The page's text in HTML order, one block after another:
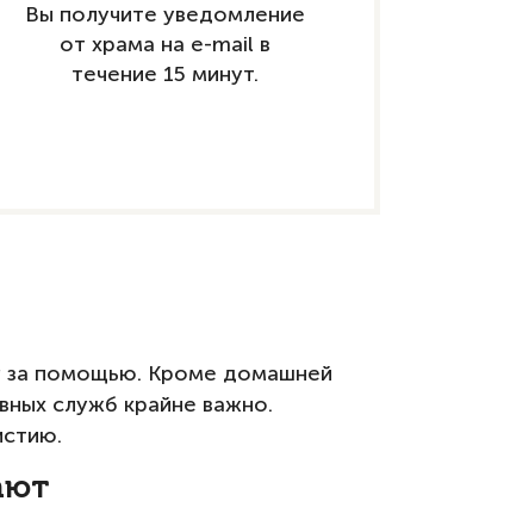
Вы получите уведомление
от храма на e-mail в
течение 15 минут.
за помощью. Кроме домашней
служб крайне важно.